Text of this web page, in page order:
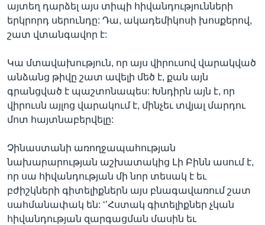
այտեղ դարձել այս տիպի հիվանդությունների
երկրորդ սերունդը: Դա, ակադեմիկոսի խոսքերով,
շատ վտանգավոր է:
Կա մտավախություն, որ այս վիրուսով վարակված
անձանց թիվը շատ ավելի մեծ է, քան այն
գրանցված է պաշտոնապես: Խնդիրն այն է, որ
վիրուսն այլոց վարակում է, մինչեւ տվյալ մարդու
մոտ հայտնաբերվելը:
Չինաստանի առողջապահության
նախարարության աշխատակից Լի Բինն ասում է,
որ սա հիվանդության մի նոր տեսակ է եւ
բժիշկների գիտելիքներն այս բնագավառում շատ
սահմանափակ են: ‘’Հստակ գիտելիքներ չկան
հիվանդության զարգացման մասին եւ